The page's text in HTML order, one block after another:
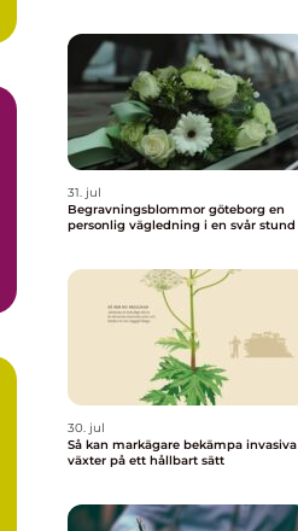
31. jul
Begravningsblommor göteborg en
personlig vägledning i en svår stund
30. jul
Så kan markägare bekämpa invasiva
växter på ett hållbart sätt